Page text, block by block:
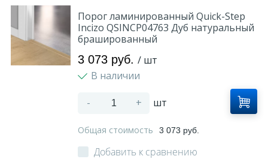
Порог ламинированный Quick-Step
Incizo QSINCP04763 Дуб натуральный
брашированный
3 073 руб. / шт
В наличии
- + шт
Общая стоимость 3 073 руб.
Добавить к сравнению